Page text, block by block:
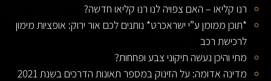
רנו קליאו – האם צפויה לנו רנו קליאו חדשה?
*תוכן ממומן ע”י ישראכרט* נותנים לכם אור ירוק: אופציות מימון
לרכישת רכב
מתי והיכן נעשה תיקוני צבע ופחחות?
מדינה אדומה: על הזינוק במספר תאונות הדרכים בשנת 2021